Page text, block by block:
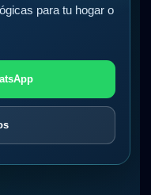
para tu hogar o